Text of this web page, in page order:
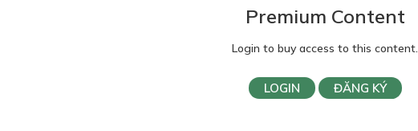
Premium Content
Login to buy access to this content.
LOGIN ĐĂNG KÝ